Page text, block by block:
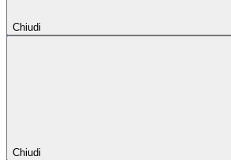
Chiudi
Chiudi